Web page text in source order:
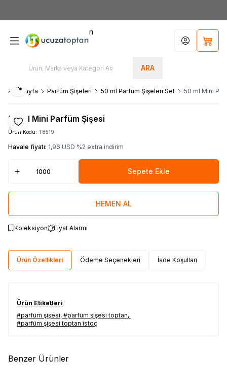
n
ARA
Hesabım
Ana Sayfa Parfüm Şişeleri 50 ml Parfüm Şişeleri Set 50 ml Mini
Favoriye Ekle
Paylaş
50 ml Mini Parfüm Şişesi
Ürün Kodu: T8519
Havale fiyatı: 1,96 USD %2 extra indirim
Sepete Ekle
HEMEN AL
Koleksiyon Fiyat Alarmı
Ürün Özellikleri Ödeme Seçenekleri İade Koşulları
Ürün Etiketleri
#parfüm şişesi, #parfüm şişesi toptan,
#parfüm şişesi toptan istoç
Benzer Ürünler